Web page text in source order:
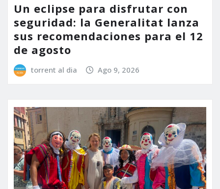
Un eclipse para disfrutar con
seguridad: la Generalitat lanza
sus recomendaciones para el 12
de agosto
torrent al dia Ago 9, 2026